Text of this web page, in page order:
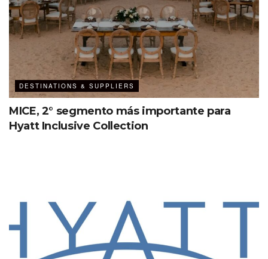
DESTINATIONS & SUPPLIERS
MICE, 2° segmento más importante para
Hyatt Inclusive Collection